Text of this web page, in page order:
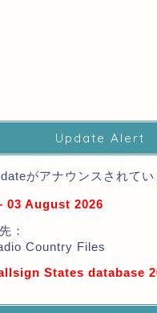
Update Alert
がアナウンスされてい
03 August 2026
：
Country Files
States database